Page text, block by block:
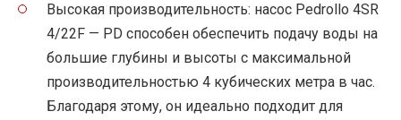
Высокая производительность: насос Pedrollo 4SR
4/22F — PD способен обеспечить подачу воды на
большие глубины и высоты с максимальной
производительностью 4 кубических метра в час.
Благодаря этому, он идеально подходит для